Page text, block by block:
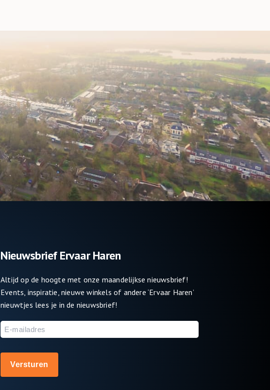
Nieuwsbrief Ervaar Haren
Altijd op de hoogte met onze maandelijkse nieuwsbrief!
Events, inspiratie, nieuwe winkels of andere ‘Ervaar Haren’
nieuwtjes lees je in de nieuwsbrief!
E-
mailadres